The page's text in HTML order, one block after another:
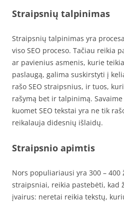
Straipsnių talpinimas
Straipsnių talpinimas yra
viso SEO proceso. Tačiau reikia
ar pavienius asmenis, kurie
paslaugą, galima suskirstyti į
rašo SEO straipsnius, ir tuos,
rašymą bet ir talpinimą.
kuomet SEO tekstai yra ne tik
reikalauja didesnių išlaidų.
Straipsnio apimtis
Nors populiariausi yra 300 – 400
straipsniai, reikia pastebėti, kad
įvairus: neretai reikia tekstų,